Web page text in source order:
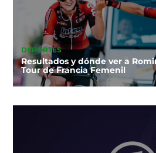
DEPORTES
Resultados y dónde ver a
Tour de Francia Femenil